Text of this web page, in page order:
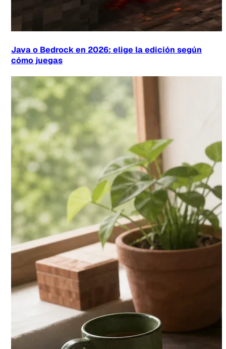
Java o Bedrock en 2026: elige la edición según
cómo juegas